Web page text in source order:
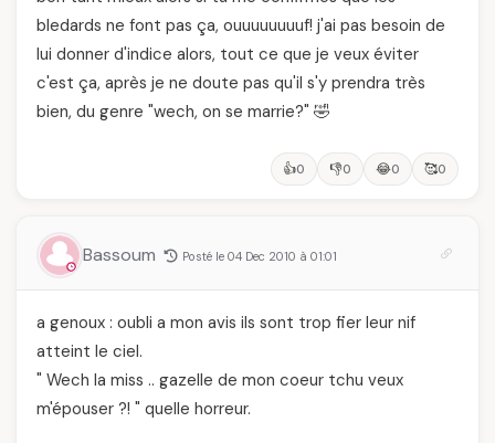
bledards ne font pas ça, ouuuuuuuuf! j'ai pas besoin de
lui donner d'indice alors, tout ce que je veux éviter
c'est ça, après je ne doute pas qu'il s'y prendra très
bien, du genre "wech, on se marrie?" 🤣
👍0 👎0 😂0 🥰0
Bassoum Posté le 04 Dec 2010 à 01:01
a genoux : oubli a mon avis ils sont trop fier leur nif
atteint le ciel.
" Wech la miss .. gazelle de mon coeur tchu veux
m'épouser ?! " quelle horreur.